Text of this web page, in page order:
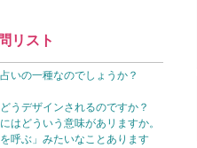
リスト
いの一種なのでしょうか？
うデザインされるのですか？
はどういう意味があリますか。
を呼ぶ」みたいなことあります